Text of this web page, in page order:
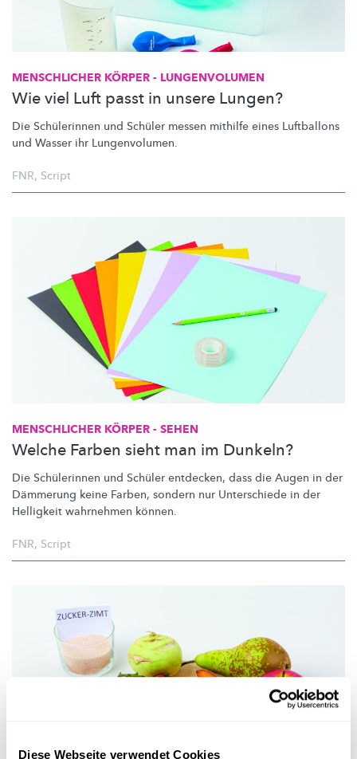
Diese Webseite verwendet Cookies
MENSCHLICHER KÖRPER - LUNGENVOLUMEN
Wie viel Luft passt in unsere Lungen?
Die Schülerinnen und Schüler messen mithilfe eines Luftballons
und Wasser ihr Lungenvolumen.
FNR, Script
MENSCHLICHER KÖRPER - SEHEN
Welche Farben sieht man im Dunkeln?
Die Schülerinnen und Schüler entdecken, dass die Augen in der
Dämmerung keine Farben, sondern nur Unterschiede in der
Helligkeit wahrnehmen können.
FNR, Script